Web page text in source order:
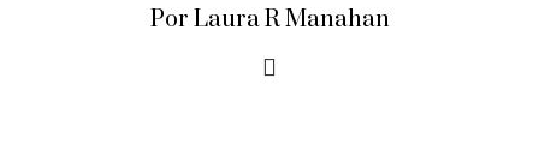
Por Laura R Manahan